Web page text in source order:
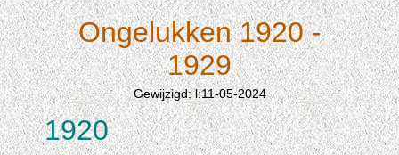
Ongelukken 1920 -
1929
Gewijzigd: l:11-05-2024
1920